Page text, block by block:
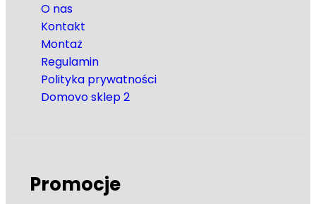
O nas
Kontakt
Montaż
Regulamin
Polityka prywatności
Domovo sklep 2
Promocje